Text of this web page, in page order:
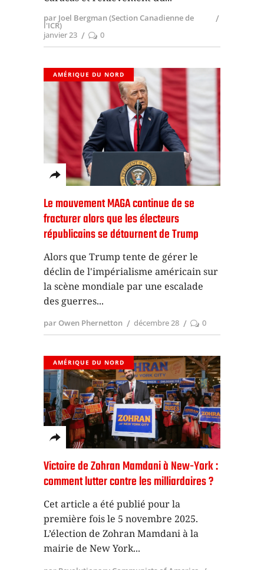
par Joel Bergman (Section Canadienne de
l'ICR)
janvier 23
0
AMÉRIQUE DU NORD
Le mouvement MAGA continue de se
fracturer alors que les électeurs
républicains se détournent de Trump
Alors que Trump tente de gérer le
déclin de l'impérialisme américain sur
la scène mondiale par une escalade
des guerres
par Owen Phernetton décembre 28 0
AMÉRIQUE DU NORD
Victoire de Zohran Mamdani à New-York :
comment lutter contre les milliardaires ?
Cet article a été publié pour la
première fois le 5 novembre 2025.
L’élection de Zohran Mamdani à la
mairie de New York